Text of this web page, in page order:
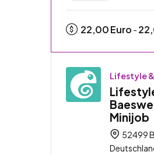
22,00Euro -
Lifestyle
Minijob
52499